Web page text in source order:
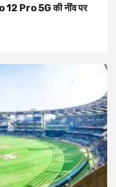
12 Pro 5G की नींव पर